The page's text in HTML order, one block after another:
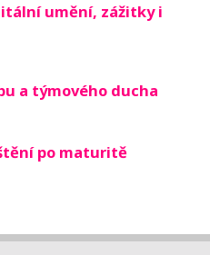
umění, zážitky i
a týmového ducha
po maturitě